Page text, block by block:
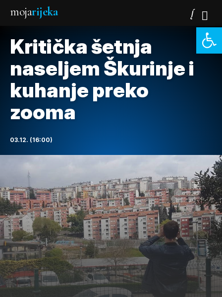
mojarijeka
Kritička šetnja
naseljem Škurinje i
kuhanje preko
zooma
03.12. (16:00)